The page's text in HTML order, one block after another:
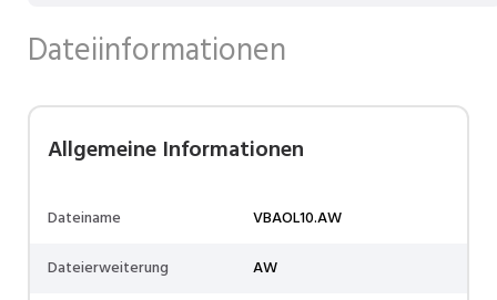
Dateiinformationen
Allgemeine Informationen
Dateiname
VBAOL10.AW
Dateierweiterung
AW